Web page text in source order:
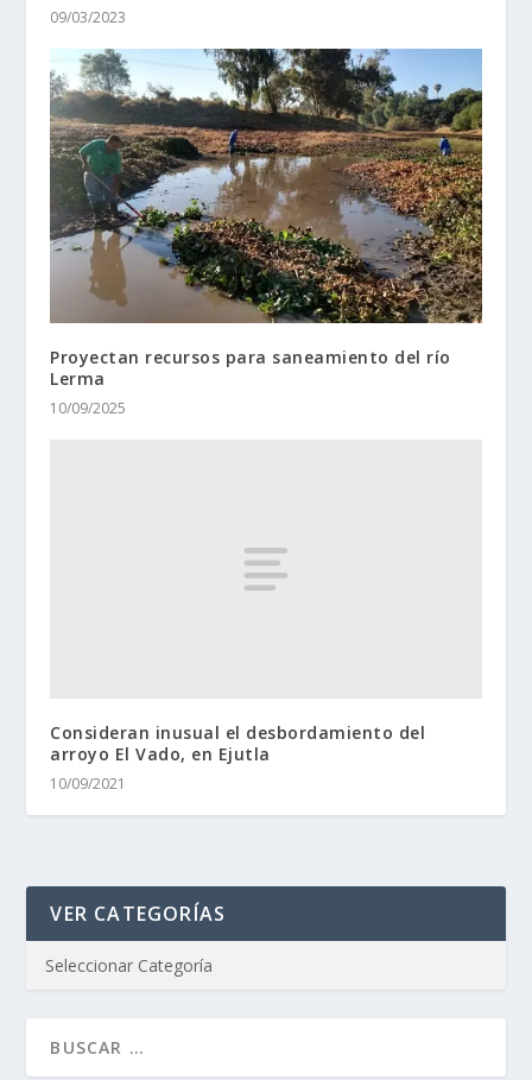
09/03/2023
Proyectan recursos para saneamiento del río
Lerma
10/09/2025
Consideran inusual el desbordamiento del
arroyo El Vado, en Ejutla
10/09/2021
VER CATEGORÍAS